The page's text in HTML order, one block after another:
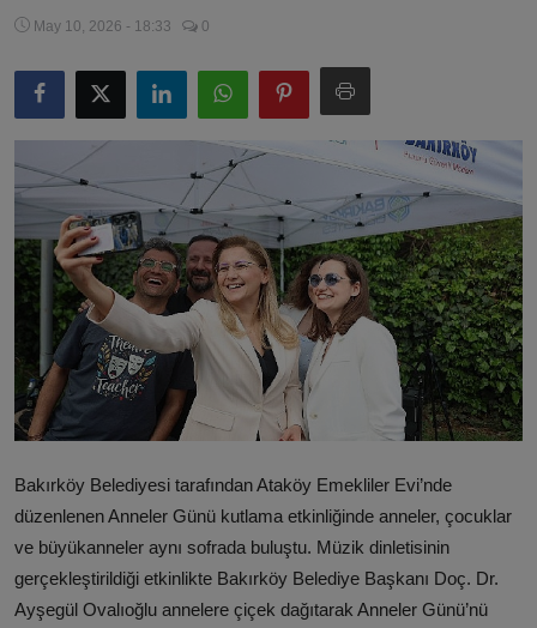
Veri Politikası
May 10, 2026 - 18:33 0
Bakırköy Belediyesi tarafından Ataköy Emekliler Evi’nde
düzenlenen Anneler Günü kutlama etkinliğinde anneler, çocuklar
ve büyükanneler aynı sofrada buluştu. Müzik dinletisinin
gerçekleştirildiği etkinlikte Bakırköy Belediye Başkanı Doç. Dr.
Ayşegül Ovalıoğlu annelere çiçek dağıtarak Anneler Günü’nü